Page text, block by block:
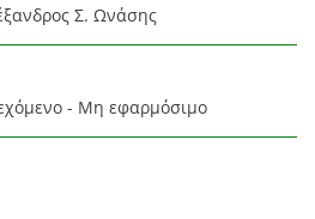
Σ. Ωνάσης
- Μη εφαρμόσιμο